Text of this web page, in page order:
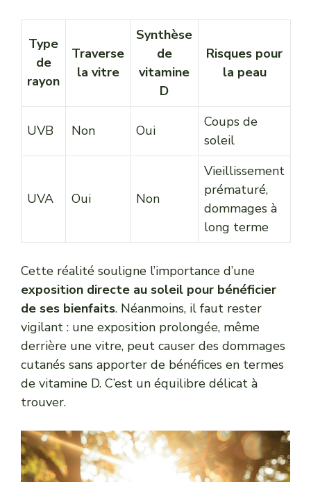
Type
de
rayon
Traverse
la vitre
Synthèse
de
vitamine
D
Risques pour
la peau
UVB Non Oui
Coups de
soleil
UVA Oui Non
Vieillissement
prématuré,
dommages à
long terme
Cette réalité souligne l’importance d’une
exposition directe au soleil pour bénéficier
de ses bienfaits. Néanmoins, il faut rester
vigilant : une exposition prolongée, même
derrière une vitre, peut causer des dommages
cutanés sans apporter de bénéfices en termes
de vitamine D. C’est un équilibre délicat à
trouver.